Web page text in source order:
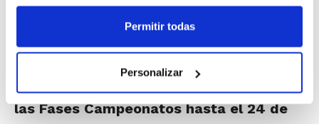
Permitir todas
Personalizar
Infantil Masculino
se podrán disputar partidos de
las Fases Campeonatos hasta el 24 de